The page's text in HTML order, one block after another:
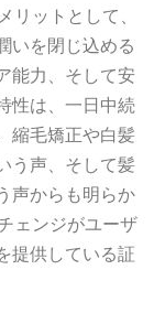
ットとして、
いを閉じ込める
能力、そして安
性は、一日中続
縮毛矯正や白髪
う声、そして髪
声からも明らか
ェンジがユーザ
提供している証